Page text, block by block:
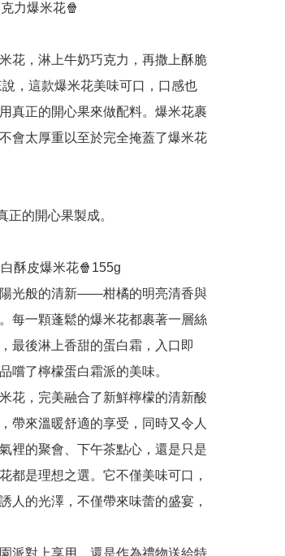
力爆米花🍿
花，淋上牛奶巧克力，再撒上酥脆
，這款爆米花美味可口，口感也
真正的開心果來做配料。爆米花裹
會太厚重以至於完全掩蓋了爆米花
正的開心果製成。
酥皮爆米花🍿155g
光般的清新——柑橘的明亮清香與
每一顆蓬鬆的爆米花都裹著一層絲
最後淋上香甜的蛋白霜，入口即
嚐了檸檬蛋白霜派的美味。
花，完美融合了新鮮檸檬的清新酸
帶來溫暖舒適的享受，同時又令人
裡的聚會、下午茶點心，還是只是
都是理想之選。它不僅美味可口，
的光澤，不僅帶來味蕾的盛宴，
派對上享用，還是作為禮物送給特